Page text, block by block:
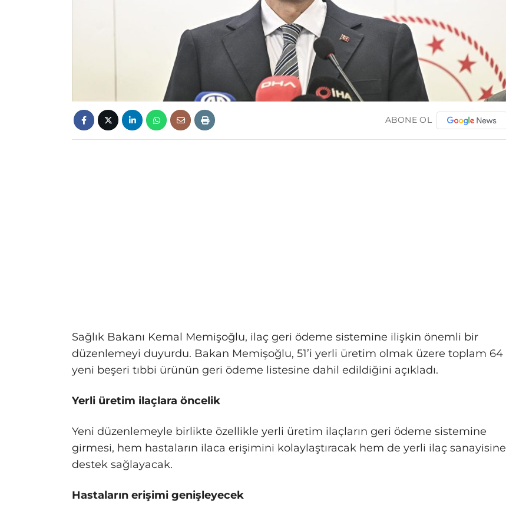
ABONE OL
Sağlık Bakanı Kemal Memişoğlu, ilaç geri ödeme sistemine ilişkin önemli bir
düzenlemeyi duyurdu. Bakan Memişoğlu, 51’i yerli üretim olmak üzere toplam 64
yeni beşeri tıbbi ürünün geri ödeme listesine dahil edildiğini açıkladı.
Yerli üretim ilaçlara öncelik
Yeni düzenlemeyle birlikte özellikle yerli üretim ilaçların geri ödeme sistemine
girmesi, hem hastaların ilaca erişimini kolaylaştıracak hem de yerli ilaç sanayisine
destek sağlayacak.
Hastaların erişimi genişleyecek